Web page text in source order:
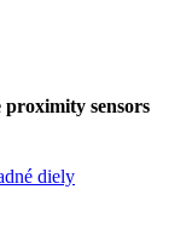
sensors
diely